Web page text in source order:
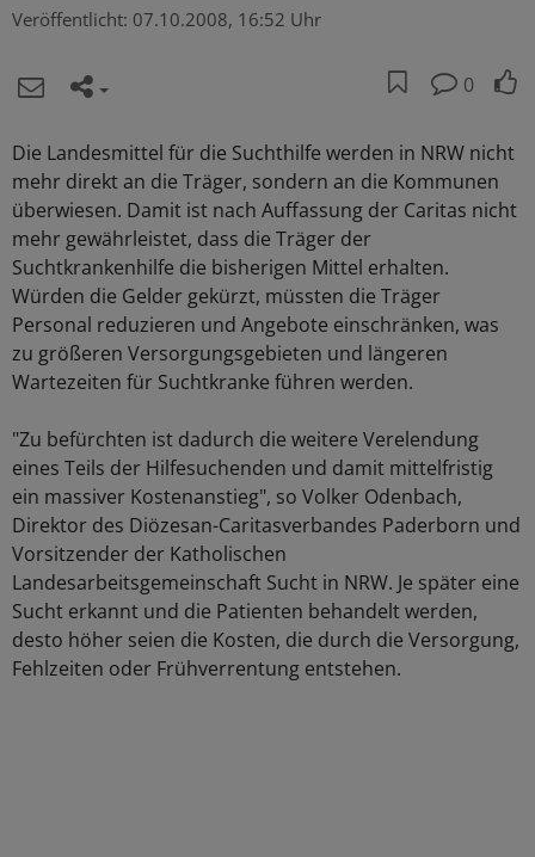
Veröffentlicht: 07.10.2008, 16:52 Uhr
0
Die Landesmittel für die Suchthilfe werden in NRW nicht
mehr direkt an die Träger, sondern an die Kommunen
überwiesen. Damit ist nach Auffassung der Caritas nicht
mehr gewährleistet, dass die Träger der
Suchtkrankenhilfe die bisherigen Mittel erhalten.
Würden die Gelder gekürzt, müssten die Träger
Personal reduzieren und Angebote einschränken, was
zu größeren Versorgungsgebieten und längeren
Wartezeiten für Suchtkranke führen werden.
"Zu befürchten ist dadurch die weitere Verelendung
eines Teils der Hilfesuchenden und damit mittelfristig
ein massiver Kostenanstieg", so Volker Odenbach,
Direktor des Diözesan-Caritasverbandes Paderborn und
Vorsitzender der Katholischen
Landesarbeitsgemeinschaft Sucht in NRW. Je später eine
Sucht erkannt und die Patienten behandelt werden,
desto höher seien die Kosten, die durch die Versorgung,
Fehlzeiten oder Frühverrentung entstehen.